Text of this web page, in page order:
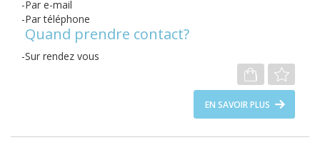
Par e-mail
Par téléphone
Quand prendre contact?
Sur rendez vous
EN SAVOIR PLUS